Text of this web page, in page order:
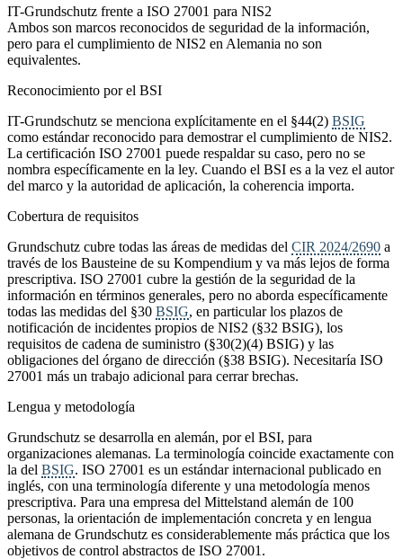
IT-Grundschutz frente a ISO 27001 para NIS2
Ambos son marcos reconocidos de seguridad de la información,
pero para el cumplimiento de NIS2 en Alemania no son
equivalentes.
Reconocimiento por el BSI
IT-Grundschutz se menciona explícitamente en el §44(2) BSIG
como estándar reconocido para demostrar el cumplimiento de NIS2.
La certificación ISO 27001 puede respaldar su caso, pero no se
nombra específicamente en la ley. Cuando el BSI es a la vez el autor
del marco y la autoridad de aplicación, la coherencia importa.
Cobertura de requisitos
Grundschutz cubre todas las áreas de medidas del CIR 2024/2690 a
través de los Bausteine de su Kompendium y va más lejos de forma
prescriptiva. ISO 27001 cubre la gestión de la seguridad de la
información en términos generales, pero no aborda específicamente
todas las medidas del §30 BSIG, en particular los plazos de
notificación de incidentes propios de NIS2 (§32 BSIG), los
requisitos de cadena de suministro (§30(2)(4) BSIG) y las
obligaciones del órgano de dirección (§38 BSIG). Necesitaría ISO
27001 más un trabajo adicional para cerrar brechas.
Lengua y metodología
Grundschutz se desarrolla en alemán, por el BSI, para
organizaciones alemanas. La terminología coincide exactamente con
la del BSIG. ISO 27001 es un estándar internacional publicado en
inglés, con una terminología diferente y una metodología menos
prescriptiva. Para una empresa del Mittelstand alemán de 100
personas, la orientación de implementación concreta y en lengua
alemana de Grundschutz es considerablemente más práctica que los
objetivos de control abstractos de ISO 27001.